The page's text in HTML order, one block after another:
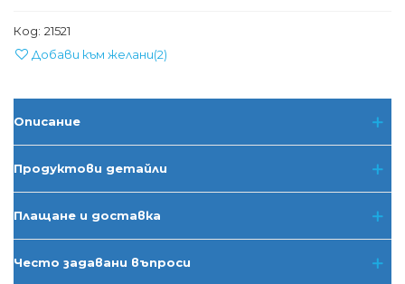
Код: 21521
Добави към желани(2)
Описание
Продуктови детайли
Плащане и доставка
Често задавани въпроси